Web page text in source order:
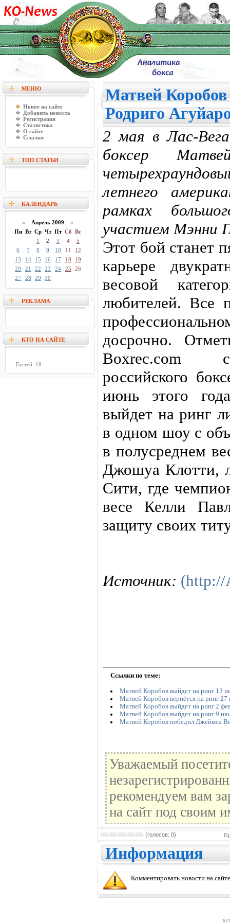
МЕНЮ
Новое на сайте
Добавить новость
Регистрация
Статистика
О сайте
Ссылки
ТОП СТАТЬИ
КАЛЕНДАРЬ
« Апрель 2009 »
Пн Вт Ср Чт Пт Сб Вс
1
2 3 4
5
6
7 8 9 10 11
12
13
14 15 16 17 18
19
20
21 22 23 24 25
26
27
28 29 30
РЕКЛАМА
КТО НА САЙТЕ
Гостей: 18
Матвей Коробов
Родриго
2 мая в Лас-
боксер
летнего
рамках
участием Мэнни
Этот бой станет
карьере
весовой
любителей. Все
досрочно.
Boxrec.com
российского
июнь этого
выйдет на ринг
в одном шоу с
в полусреднем
Джошуа Клотти,
Сити, где
весе Келли
защиту своих
Источник:
Ссылки по теме:
Матвей Коробов выйдет на ринг 13
Матвей Коробов вернётся на ринг 27
Матвей Коробов выйдет на ринг 2
Матвей Коробов выйдет на ринг 9
Матвей Коробов победил Джеймса
Уважаемый
рекомендуем вам
на сайт под своим
(голосов: 0)
Информация
Комментировать новости на